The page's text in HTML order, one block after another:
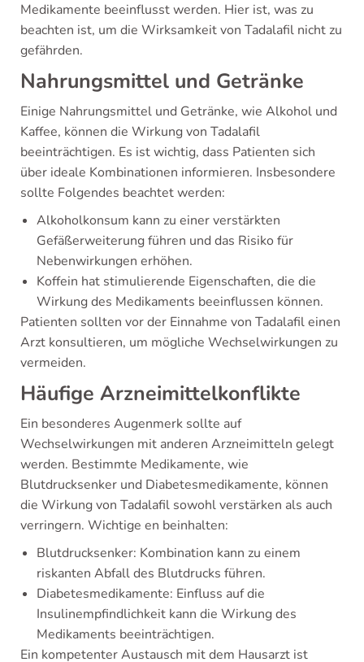
Medikamente beeinflusst werden. Hier ist, was zu
beachten ist, um die Wirksamkeit von Tadalafil nicht zu
gefährden.
Nahrungsmittel und Getränke
Einige Nahrungsmittel und Getränke, wie Alkohol und
Kaffee, können die Wirkung von Tadalafil
beeinträchtigen. Es ist wichtig, dass Patienten sich
über ideale Kombinationen informieren. Insbesondere
sollte Folgendes beachtet werden:
Alkoholkonsum kann zu einer verstärkten
Gefäßerweiterung führen und das Risiko für
Nebenwirkungen erhöhen.
Koffein hat stimulierende Eigenschaften, die die
Wirkung des Medikaments beeinflussen können.
Patienten sollten vor der Einnahme von Tadalafil einen
Arzt konsultieren, um mögliche Wechselwirkungen zu
vermeiden.
Häufige Arzneimittelkonflikte
Ein besonderes Augenmerk sollte auf
Wechselwirkungen mit anderen Arzneimitteln gelegt
werden. Bestimmte Medikamente, wie
Blutdrucksenker und Diabetesmedikamente, können
die Wirkung von Tadalafil sowohl verstärken als auch
verringern. Wichtige en beinhalten:
Blutdrucksenker: Kombination kann zu einem
riskanten Abfall des Blutdrucks führen.
Diabetesmedikamente: Einfluss auf die
Insulinempfindlichkeit kann die Wirkung des
Medikaments beeinträchtigen.
Ein kompetenter Austausch mit dem Hausarzt ist